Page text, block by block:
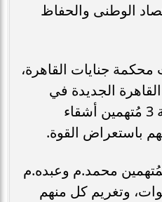
الوطنى والحفاظ
جنايات القاهرة،
الجديدة في
التجمع الخامس، بمُعاقبة 3 مُتهمين أشقاء
محمد.م وعبده.م
بالسجن 3 سنوات، وتغريم كل منهم